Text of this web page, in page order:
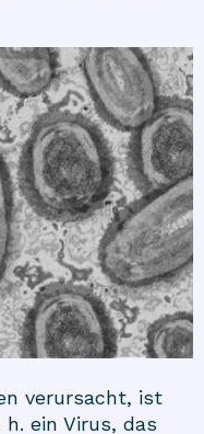
verursacht, ist
ein Virus, das